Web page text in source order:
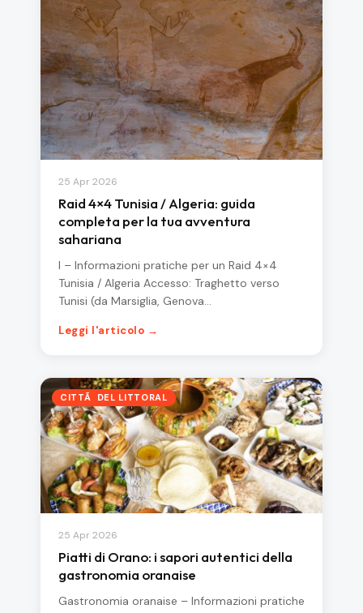
25 Apr 2026
Raid 4×4 Tunisia / Algeria: guida
completa per la tua avventura
sahariana
I – Informazioni pratiche per un Raid 4×4
Tunisia / Algeria Accesso: Traghetto verso
Tunisi (da Marsiglia, Genova…
Leggi l'articolo →
CITTÃ DEL LITTORAL
25 Apr 2026
Piatti di Orano: i sapori autentici della
gastronomia oranaise
Gastronomia oranaise – Informazioni pratiche